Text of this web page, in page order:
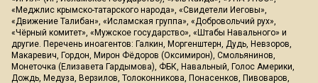
«Меджлис крымско-татарского народа», «Свидетели Иеговы»,
«Движение Талибан», «Исламская группа», «Добровольчий рух»,
«Чёрный комитет», «Мужское государство», «Штабы Навального» и
другие. Перечень иноагентов: Галкин, Моргенштерн, Дудь, Невзоров,
Макаревич, Гордон, Мирон Фёдоров (Оксимирон), Смольянинов,
Монеточка (Елизавета Гардымова), ФБК, Навальный, Голос Америки,
Дождь, Медуза, Верзилов, Толоконникова, Понасенков, Пивоваров,